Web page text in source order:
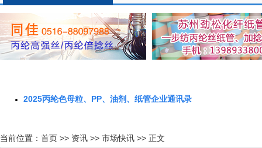
2025丙纶色母粒、PP、油剂、纸管企业通讯录
当前位置： 首页 >> 资讯 >> 市场快讯 >> 正文